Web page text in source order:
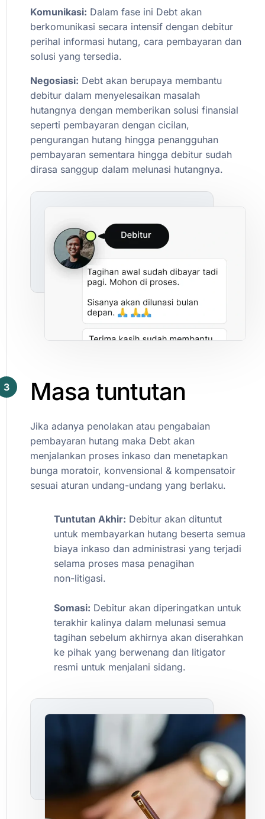
Komunikasi: Dalam fase ini Debt akan
berkomunikasi secara intensif dengan debitur
perihal informasi hutang, cara pembayaran dan
solusi yang tersedia.
Negosiasi: Debt akan berupaya membantu
debitur dalam menyelesaikan masalah
hutangnya dengan memberikan solusi finansial
seperti pembayaran dengan cicilan,
pengurangan hutang hingga penangguhan
pembayaran sementara hingga debitur sudah
dirasa sanggup dalam melunasi hutangnya.
Masa tuntutan
3
Jika adanya penolakan atau pengabaian
pembayaran hutang maka Debt akan
menjalankan proses inkaso dan menetapkan
bunga moratoir, konvensional & kompensatoir
sesuai aturan undang-undang yang berlaku.
Tuntutan Akhir: Debitur akan dituntut
untuk membayarkan hutang beserta semua
biaya inkaso dan administrasi yang terjadi
selama proses masa penagihan
non-litigasi.
Somasi: Debitur akan diperingatkan untuk
terakhir kalinya dalam melunasi semua
tagihan sebelum akhirnya akan diserahkan
ke pihak yang berwenang dan litigator
resmi untuk menjalani sidang.